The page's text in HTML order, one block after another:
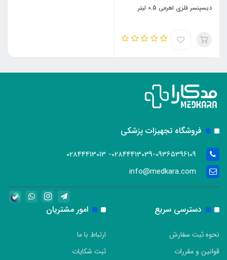
دیسپنسر فلزی اهرمی 0.5 لیتر
فروشگاه تجهیزات پزشکی
02844413039-09365396109- 02844413013
info@medkara.com
دسترسی سریع
نحوه ثبت سفارش
قوانین و مقررات
امور مشتریان
ارتباط با ما
ثبت شکایات